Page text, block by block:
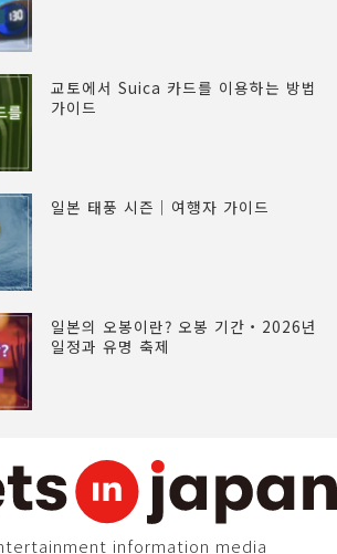
교토에서 Suica 카드를 이용하는 방법
가이드
일본 태풍 시즌｜여행자 가이드
일본의 오봉이란? 오봉 기간・2026년
일정과 유명 축제
information media